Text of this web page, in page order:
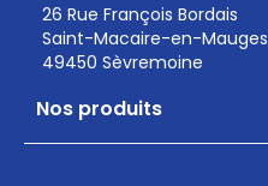
26 Rue François Bordais
Saint-Macaire-en-Mauges
49450 Sèvremoine
Nos produits